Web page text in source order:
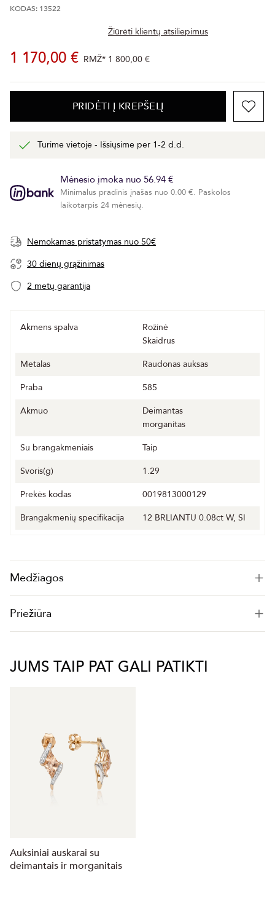
KODAS: 13522
Žiūrėti klientų atsiliepimus
1 170,00 € RMŽ* 1 800,00 €
PRIDĖTI Į KREPŠELĮ
Turime vietoje - Išsiųsime per 1-2 d.d.
Mėnesio įmoka nuo 56.94 €
Minimalus pradinis įnašas nuo 0.00 €. Paskolos
laikotarpis 24 mėnesių.
Nemokamas pristatymas nuo 50€
30 dienų grąžinimas
2 metų garantija
Akmens spalva
Rožinė
Skaidrus
Metalas
Raudonas auksas
Praba
585
Akmuo
Deimantas
morganitas
Su brangakmeniais
Taip
Svoris(g)
1.29
Prekės kodas
0019813000129
Brangakmenių specifikacija
12 BRLIANTU 0.08ct W, SI
Medžiagos
Priežiūra
JUMS TAIP PAT GALI PATIKTI
Auksiniai auskarai su
deimantais ir morganitais